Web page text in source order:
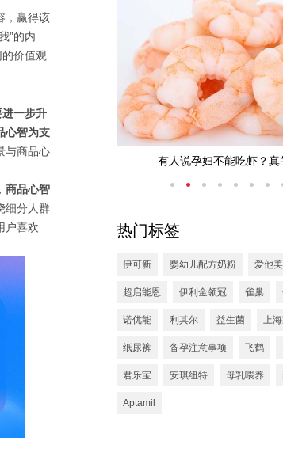
，赢得该
”的内
价值观
一步升
心智为支
与商品心
商品心智
细分人群
户喜欢
垂怎么办？ 有人说孕妇不能吃虾？真
热门标签
伊可新 婴幼儿配方奶粉 爱他美
超启能恩 伊利金领冠 雀巢
诺优能 利其尔 益生菌 上
纸尿裤 备孕注意事项 飞鹤
君乐宝 安琪纽特 母乳喂养
Aptamil